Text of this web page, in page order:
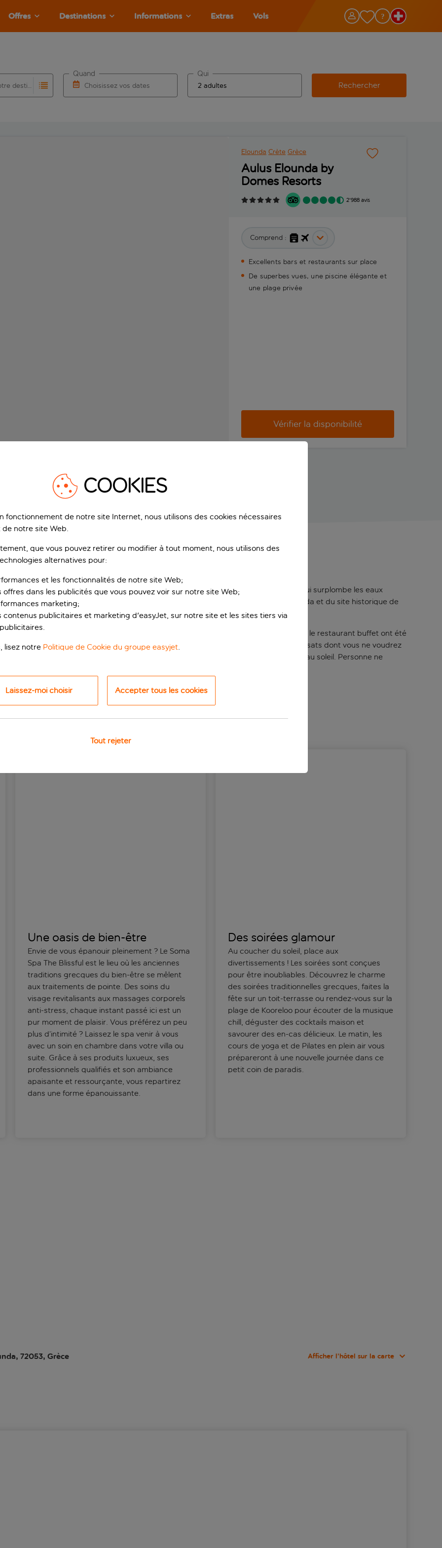
Offres Destinations Informations Extras Vols
Choisissez votre destination Choisissez vos dates
Quand Qui
Rechercher
Elounda Crète Grèce
Aulus Elounda by
Domes Resorts
2'988 avis
Comprend :
Excellents bars et restaurants sur place
De superbes vues, une piscine élégante et
une plage privée
Vérifier la disponibilité
aux adultes
Resorts est un établissement Curio Collection by Hilton réservé aux adultes qui surplombe les eaux
cet hôtel surplombe une plage de galets privée et se situe face au golf d’Eloúnda et du site historique de
pour vous aider à profiter de vacances zen. Le hall, le restaurant principal et le restaurant buffet ont été
pour vos vacances. L’espace piscine a également été revu :
de nouveaux transats dont vous ne voudrez
bois apportent de l’intimité et une ambiance lounge à vos moments de farniente au soleil. Personne ne
juste pour vous !
Resorts a à offrir
Une oasis de bien-être
Envie de vous épanouir pleinement ? Le Soma
Spa The Blissful est le lieu où les anciennes
traditions grecques du bien-être se mêlent
aux traitements de pointe. Des soins du
visage revitalisants aux massages corporels
anti-stress, chaque instant passé ici est un
pur moment de plaisir. Vous préférez un peu
plus d’intimité ? Laissez le spa venir à vous
avec un soin en chambre dans votre villa ou
suite. Grâce à ses produits luxueux, ses
professionnels qualifiés et son ambiance
apaisante et ressourçante, vous repartirez
dans une forme épanouissante.
Des soirées glamour
Au coucher du soleil, place aux
divertissements ! Les soirées sont conçues
pour être inoubliables. Découvrez le charme
des soirées traditionnelles grecques, faites la
fête sur un toit-terrasse ou rendez-vous sur la
plage de Kooreloo pour écouter de la musique
chill, déguster des cocktails maison et
savourer des en-cas délicieux. Le matin, les
cours de yoga et de Pilates en plein air vous
prépareront à une nouvelle journée dans ce
petit coin de paradis.
72053, Grèce Afficher l’hôtel sur la carte
COOKIES
fonctionnement de notre site Internet, nous utilisons des cookies nécessaires
notre site Web.
que vous pouvez retirer ou modifier à tout moment, nous utilisons des
alternatives pour:
et les fonctionnalités de notre site Web;
offres dans les publicités que vous pouvez voir sur notre site Web;
marketing;
contenus publicitaires et marketing d'easyJet, sur notre site et les sites tiers via
lisez notre Politique de Cookie du groupe easyjet.
Laissez-moi choisir Accepter tous les cookies
Tout rejeter